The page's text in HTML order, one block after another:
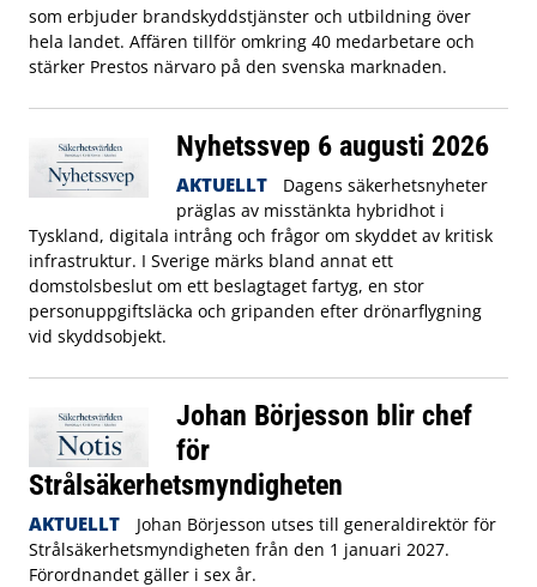
som erbjuder brandskyddstjänster och utbildning över
hela landet. Affären tillför omkring 40 medarbetare och
stärker Prestos närvaro på den svenska marknaden.
Nyhetssvep 6 augusti 2026
AKTUELLT
Dagens säkerhetsnyheter
präglas av misstänkta hybridhot i
Tyskland, digitala intrång och frågor om skyddet av kritisk
infrastruktur. I Sverige märks bland annat ett
domstolsbeslut om ett beslagtaget fartyg, en stor
personuppgiftsläcka och gripanden efter drönarflygning
vid skyddsobjekt.
Johan Börjesson blir chef
för
Strålsäkerhetsmyndigheten
AKTUELLT
Johan Börjesson utses till generaldirektör för
Strålsäkerhetsmyndigheten från den 1 januari 2027.
Förordnandet gäller i sex år.